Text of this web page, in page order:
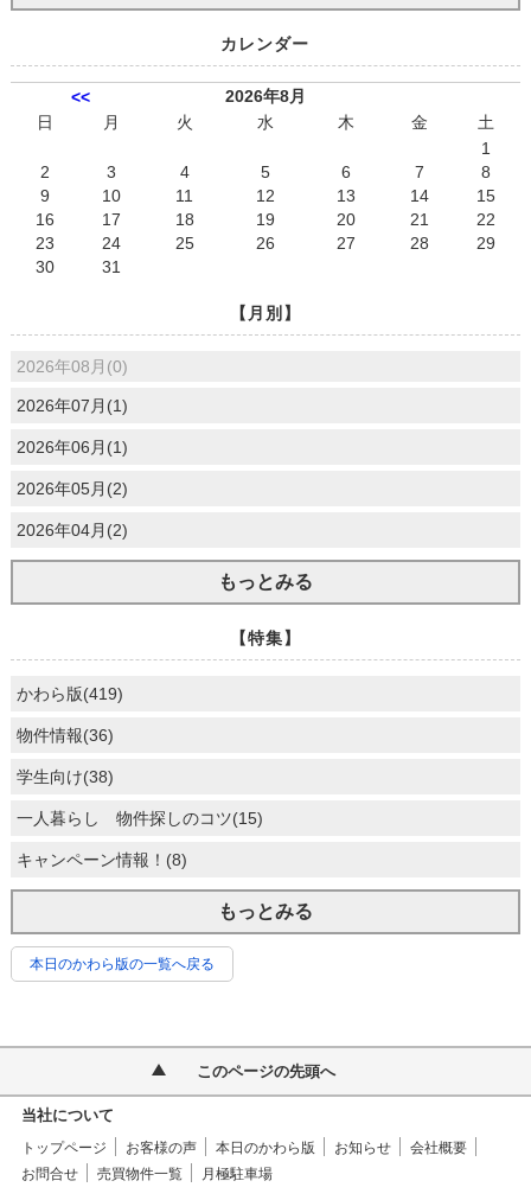
カレンダー
<<
2026年8月
日
月 火 水 木 金
土
1
2
3 4 5 6 7
8
9
10 11 12 13 14
15
16
17 18 19 20 21
22
23
24 25 26 27 28
29
30
31
【月別】
2026年08月(0)
2026年07月(1)
2026年06月(1)
2026年05月(2)
2026年04月(2)
もっとみる
【特集】
かわら版(419)
物件情報(36)
学生向け(38)
一人暮らし 物件探しのコツ(15)
キャンペーン情報！(8)
もっとみる
本日のかわら版の一覧へ戻る
このページの先頭へ
当社について
トップページ お客様の声 本日のかわら版 お知らせ
会社概要
お問合せ
売買物件一覧 月極駐車場